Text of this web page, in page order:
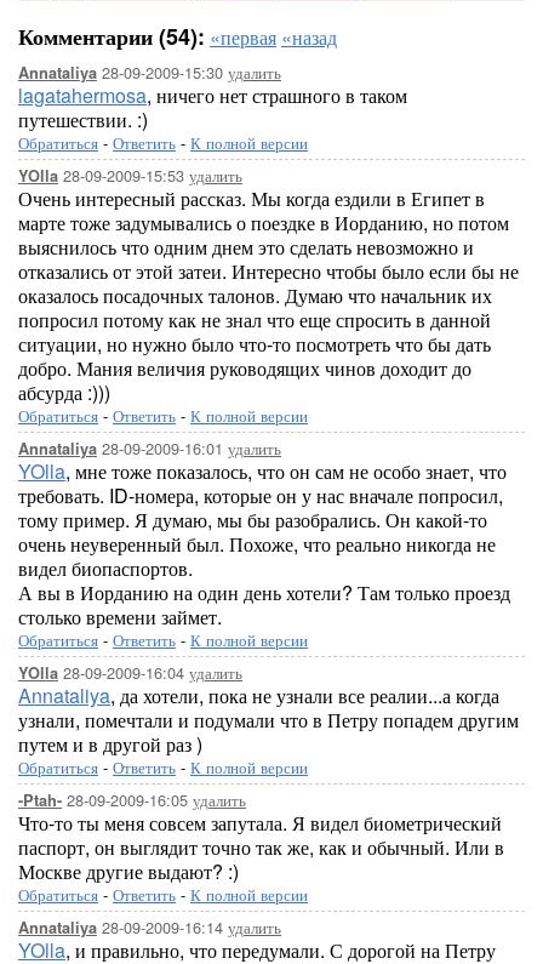
Комментарии (54): «первая «назад
Annataliya 28-09-2009-15:30 удалить
lagatahermosa, ничего нет страшного в таком
путешествии. :)
Обратиться - Ответить - К полной версии
YOlla 28-09-2009-15:53 удалить
Очень интересный рассказ. Мы когда ездили в Египет в
марте тоже задумывались о поездке в Иорданию, но потом
выяснилось что одним днем это сделать невозможно и
отказались от этой затеи. Интересно чтобы было если бы не
оказалось посадочных талонов. Думаю что начальник их
попросил потому как не знал что еще спросить в данной
ситуации, но нужно было что-то посмотреть что бы дать
добро. Мания величия руководящих чинов доходит до
абсурда :)))
Обратиться - Ответить - К полной версии
Annataliya 28-09-2009-16:01 удалить
YOlla, мне тоже показалось, что он сам не особо знает, что
требовать. ID-номера, которые он у нас вначале попросил,
тому пример. Я думаю, мы бы разобрались. Он какой-то
очень неуверенный был. Похоже, что реально никогда не
видел биопаспортов.
А вы в Иорданию на один день хотели? Там только проезд
столько времени займет.
Обратиться - Ответить - К полной версии
YOlla 28-09-2009-16:04 удалить
Annataliya, да хотели, пока не узнали все реалии...а когда
узнали, помечтали и подумали что в Петру попадем другим
путем и в другой раз )
Обратиться - Ответить - К полной версии
-Ptah- 28-09-2009-16:05 удалить
Что-то ты меня совсем запутала. Я видел биометрический
паспорт, он выглядит точно так же, как и обычный. Или в
Москве другие выдают? :)
Обратиться - Ответить - К полной версии
Annataliya 28-09-2009-16:14 удалить
YOlla, и правильно, что передумали. С дорогой на Петру